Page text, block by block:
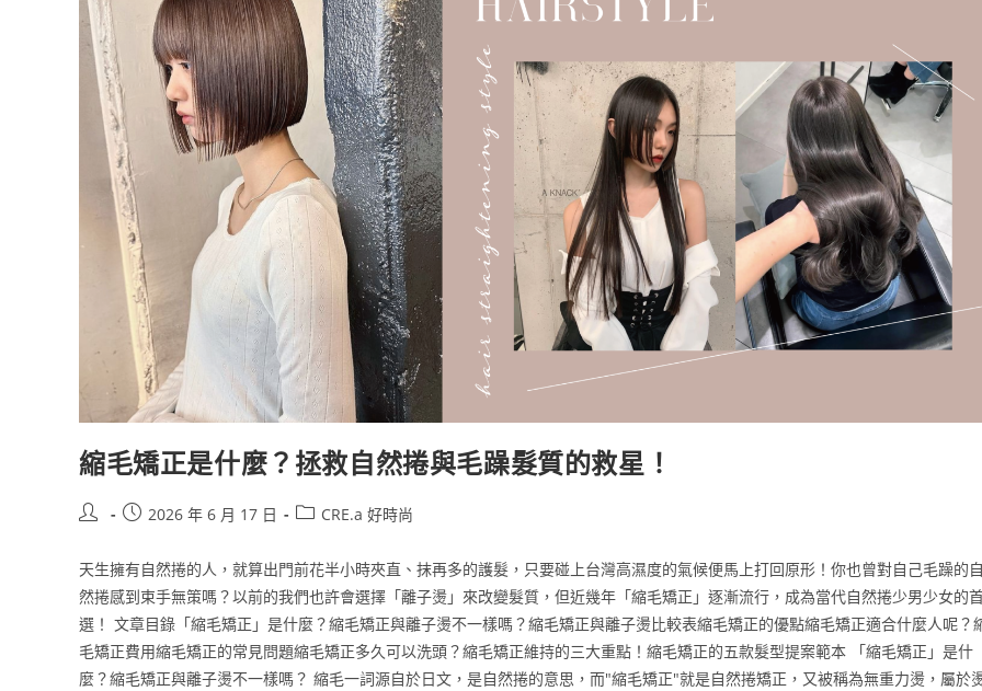
縮毛矯正是什麼？拯救自然捲與毛躁髮質的救星！
2026 年 6 月 17 日 CRE.a 好時尚
天生擁有自然捲的人，就算出門前花半小時夾直、抹再多的護髮，只要碰上台灣高濕度的氣候便馬上打回原形！你也曾對自己毛躁的自
然捲感到束手無策嗎？以前的我們也許會選擇「離子燙」來改變髮質，但近幾年「縮毛矯正」逐漸流行，成為當代自然捲少男少女的
選！ 文章目錄「縮毛矯正」是什麼？縮毛矯正與離子燙不一樣嗎？縮毛矯正與離子燙比較表縮毛矯正的優點縮毛矯正適合什麼人呢？
毛矯正費用縮毛矯正的常見問題縮毛矯正多久可以洗頭？縮毛矯正維持的三大重點！縮毛矯正的五款髮型提案範本 「縮毛矯正」是什
麼？縮毛矯正與離子燙不一樣嗎？ 縮毛一詞源自於日文，是自然捲的意思，而"縮毛矯正"就是自然捲矯正，又被稱為無重力燙，屬於